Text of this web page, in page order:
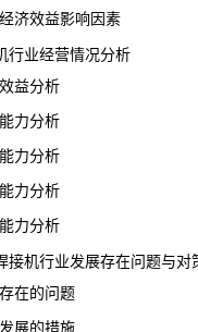
效益影响因素
业经营情况分析
益分析
力分析
力分析
力分析
力分析
机行业发展存在问题与对
的问题
的措施